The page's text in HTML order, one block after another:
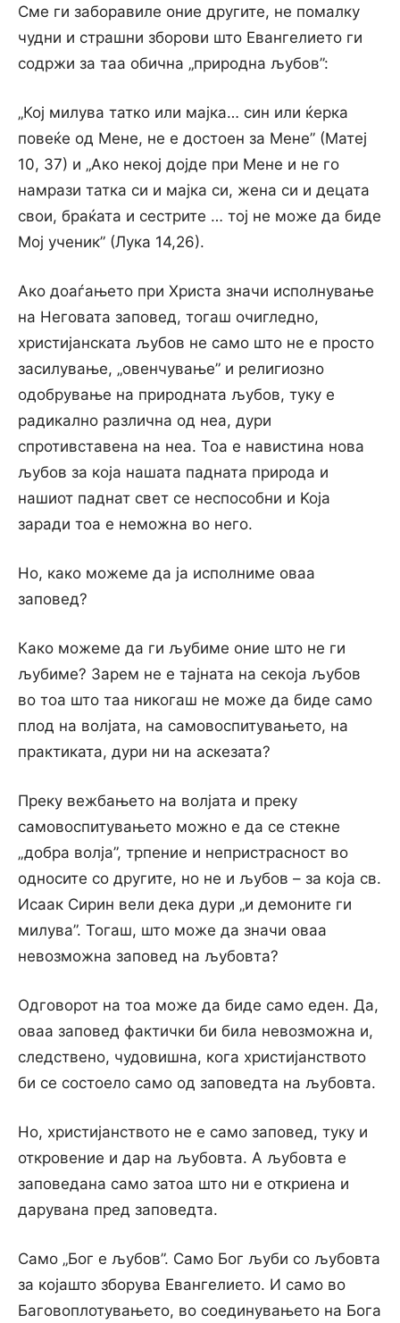
Сме ги заборавиле оние другите, не помалку
чудни и страшни зборови што Евангелието ги
содржи за таа обична „природна љубов”:
„Кој милува татко или мајка… син или ќерка
повеќе од Мене, не е достоен за Мене” (Матеј
10, 37) и „Ако некој дојде при Мене и не го
намрази татка си и мајка си, жена си и децата
свои, браќата и сестрите … тој не може да биде
Мој ученик” (Лука 14,26).
Ако доаѓањето при Христа значи исполнување
на Неговата заповед, тогаш очигледно,
христијанската љубов не само што не е просто
засилување, „овенчување” и религиозно
одобрување на природната љубов, туку е
радикално различна од неа, дури
спротивставена на неа. Тоа е навистина нова
љубов за која нашата падната природа и
нашиот паднат свет се неспособни и Koja
заради тоа е неможна во него.
Ho, како можеме да ја исполниме оваа
заповед?
Како можеме да ги љубиме оние што не ги
љубиме? Зарем не е тајната на секоја љубов
во тоа што таа никогаш не може да биде само
плод на волјата, на самовоспитувањето, на
практиката, дури ни на аскезата?
Преку вежбањето на волјата и преку
самовоспитувањето можно е да се стекне
„добра волја”, трпение и непристрасност во
односите co другите, но не и љубов – за која св.
Исаак Сирин вели дека дури „и демоните ги
милува”. Тогаш, што може да значи оваа
невозможна заповед на љубовта?
Одговорот на тоа може да биде само еден. Да,
оваа заповед фактички би била невозможна и,
следствено, чудовишна, кога христијанството
би се состоело само од заповедта на љубовта.
Но, христијанството не е само заповед, туку и
откровение и дар на љубовта. А љубовта е
заповедана само затоа што ни е откриена и
дарувана пред заповедта.
Само „Бог е љубов”. Само Бог љуби co љубовта
за којашто зборува Евангелието. И само во
Баговоплотувањето, во соединувањето на Бога